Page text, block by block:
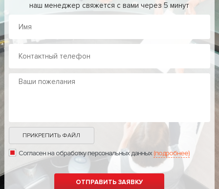
наш менеджер свяжется с вами через 5 минут
ПРИКРЕПИТЬ ФАЙЛ
Согласен на обработку персональных данных(подробнее)